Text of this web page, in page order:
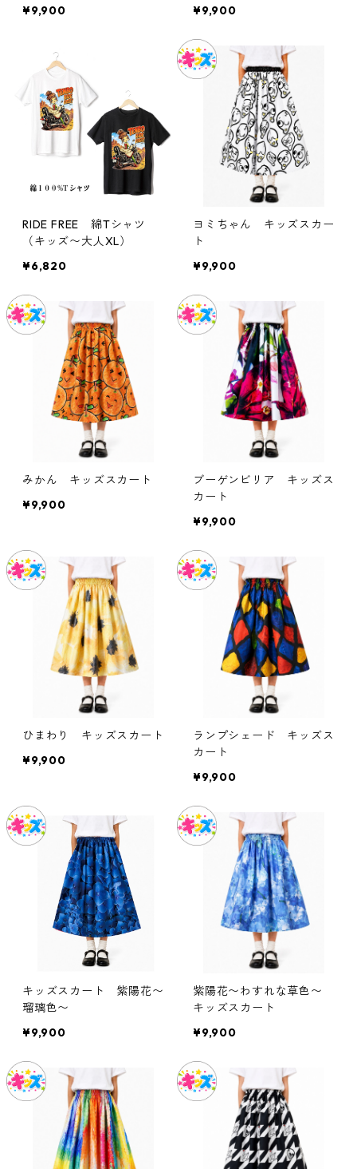
¥9,900
¥9,900
RIDE FREE 綿Tシャツ
（キッズ〜大人XL）
¥6,820
ヨミちゃん キッズスカー
ト
¥9,900
みかん キッズスカート
¥9,900
ブーゲンビリア キッズス
カート
¥9,900
ひまわり キッズスカート
¥9,900
ランプシェード キッズス
カート
¥9,900
キッズスカート 紫陽花〜
瑠璃色〜
¥9,900
紫陽花〜わすれな草色〜
キッズスカート
¥9,900